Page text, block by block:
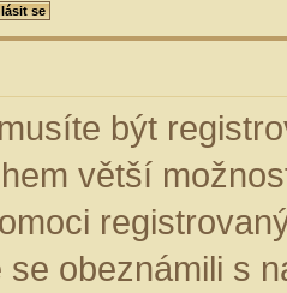
být
větší
se obeznámili s